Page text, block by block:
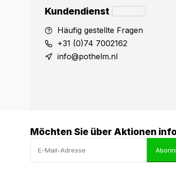
Kundendienst
Häufig gestellte Fragen
+31 (0)74 7002162
info@pothelm.nl
Möchten Sie über Aktionen